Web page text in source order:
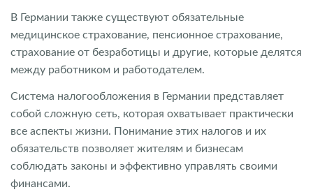
В Германии также существуют обязательные
медицинское страхование, пенсионное страхование,
страхование от безработицы и другие, которые делятся
между работником и работодателем.
Система налогообложения в Германии представляет
собой сложную сеть, которая охватывает практически
все аспекты жизни. Понимание этих налогов и их
обязательств позволяет жителям и бизнесам
соблюдать законы и эффективно управлять своими
финансами.